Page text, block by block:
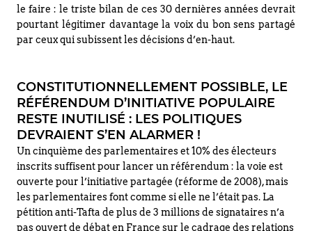
le faire : le triste bilan de ces 30 dernières années devrait
pourtant légitimer davantage la voix du bon sens partagé
par ceux qui subissent les décisions d’en-haut.
CONSTITUTIONNELLEMENT POSSIBLE, LE
RÉFÉRENDUM D’INITIATIVE POPULAIRE
RESTE INUTILISÉ : LES POLITIQUES
DEVRAIENT S’EN ALARMER !
Un cinquième des parlementaires et 10% des électeurs
inscrits suffisent pour lancer un référendum : la voie est
ouverte pour l’initiative partagée (réforme de 2008), mais
les parlementaires font comme si elle ne l’était pas. La
pétition anti-Tafta de plus de 3 millions de signataires n’a
pas ouvert de débat en France sur le cadrage des relations